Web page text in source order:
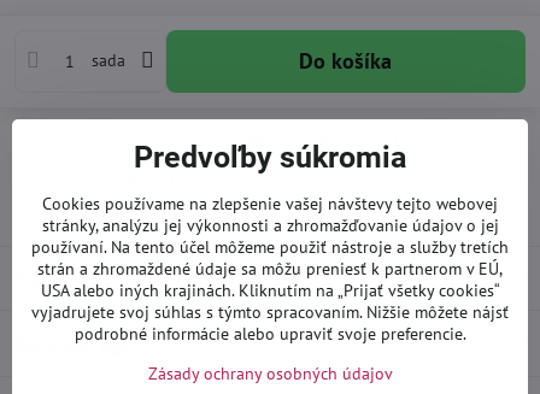
sada Do košíka
Výrobca:Heko
Popis
Recenzie 0
Predvoľby súkromia
Cookies používame na zlepšenie vašej návštevy tejto webovej
stránky, analýzu jej výkonnosti a zhromažďovanie údajov o jej
používaní. Na tento účel môžeme použiť nástroje a služby tretích
strán a zhromaždené údaje sa môžu preniesť k partnerom v EÚ,
USA alebo iných krajinách. Kliknutím na „Prijať všetky cookies“
vyjadrujete svoj súhlas s týmto spracovaním. Nižšie môžete nájsť
podrobné informácie alebo upraviť svoje preferencie.
Zásady ochrany osobných údajov